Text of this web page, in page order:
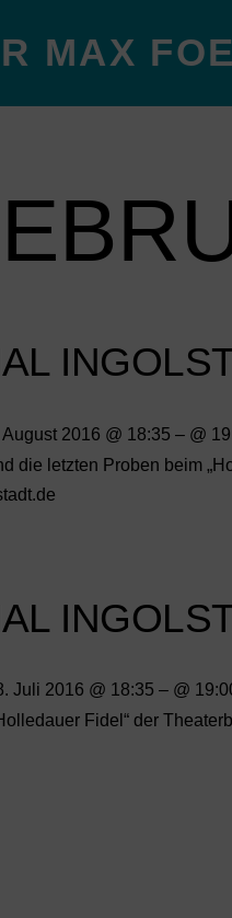
MAX
August 2016 @ 18:35– @
die letzten Proben beim
Juli 2016 @ 18:35– @
Fidel“ der